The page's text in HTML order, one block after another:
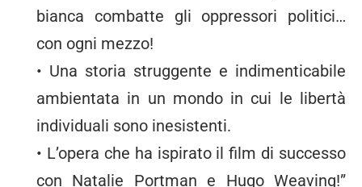
bianca combatte gli oppressori politici…
con ogni mezzo!
• Una storia struggente e indimenticabile
ambientata in un mondo in cui le libertà
individuali sono inesistenti.
• L’opera che ha ispirato il film di successo
con Natalie Portman e Hugo Weaving!”